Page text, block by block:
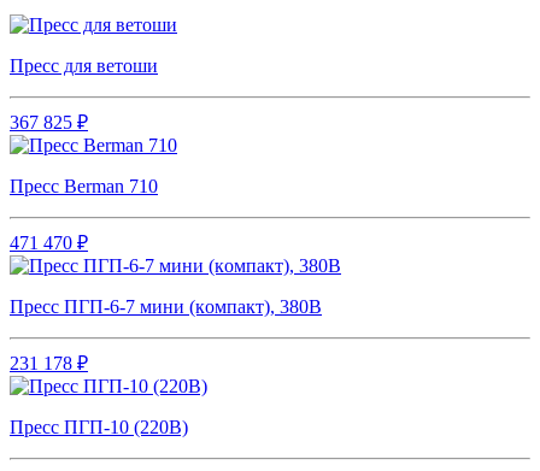
Пресс для ветоши
367 825 ₽
Пресс Berman 710
471 470 ₽
Пpecc ПГП-6-7 мини (кoмпакт), 380В
231 178 ₽
Пресс ПГП-10 (220В)